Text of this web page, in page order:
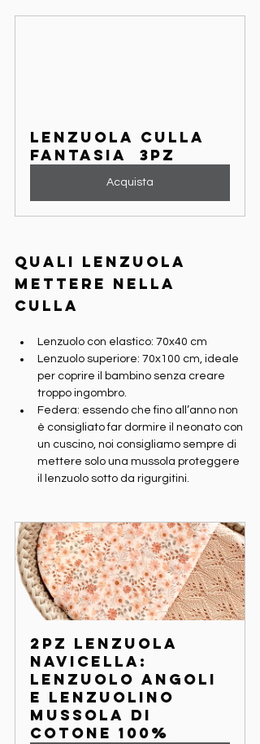
Lenzuola Culla
fantasia  3pz
Acquista
Quali lenzuola
mettere nella
culla
Lenzuolo con elastico: 70x40 cm
Lenzuolo superiore: 70x100 cm, ideale
per coprire il bambino senza creare
troppo ingombro.
Federa: essendo che fino all’anno non
è consigliato far dormire il neonato con
un cuscino, noi consigliamo sempre di
mettere solo una mussola proteggere
il lenzuolo sotto da rigurgitini.
2pz Lenzuola
Navicella:
Lenzuolo angoli
e lenzuolino
Mussola di
cotone 100%